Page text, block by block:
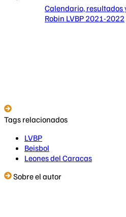
Calendario, resultados
Robin LVBP 2021-2022
Tags relacionados
LVBP
Beisbol
Leones del Caracas
Sobre el autor